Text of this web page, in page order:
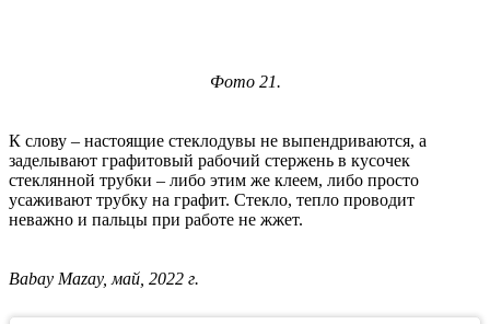
Фото 21.
К слову – настоящие стеклодувы не выпендриваются, а
заделывают графитовый рабочий стержень в кусочек
стеклянной трубки – либо этим же клеем, либо просто
усаживают трубку на графит. Стекло, тепло проводит
неважно и пальцы при работе не жжет.
Babay Mazay, май, 2022 г.